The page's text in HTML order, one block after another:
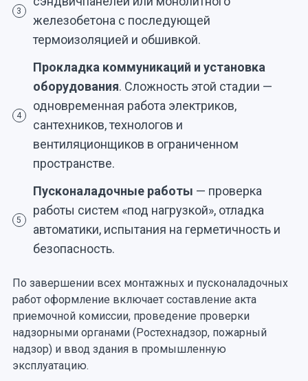
3
железобетона с последующей
термоизоляцией и обшивкой.
4
Прокладка коммуникаций и установка
оборудования. Сложность этой стадии —
одновременная работа электриков,
сантехников, технологов и
вентиляционщиков в ограниченном
пространстве.
5
Пусконаладочные работы — проверка
работы систем «под нагрузкой», отладка
автоматики, испытания на герметичность и
безопасность.
По завершении всех монтажных и пусконаладочных
работ оформление включает составление акта
приемочной комиссии, проведение проверки
надзорными органами (Ростехнадзор, пожарный
надзор) и ввод здания в промышленную
эксплуатацию.